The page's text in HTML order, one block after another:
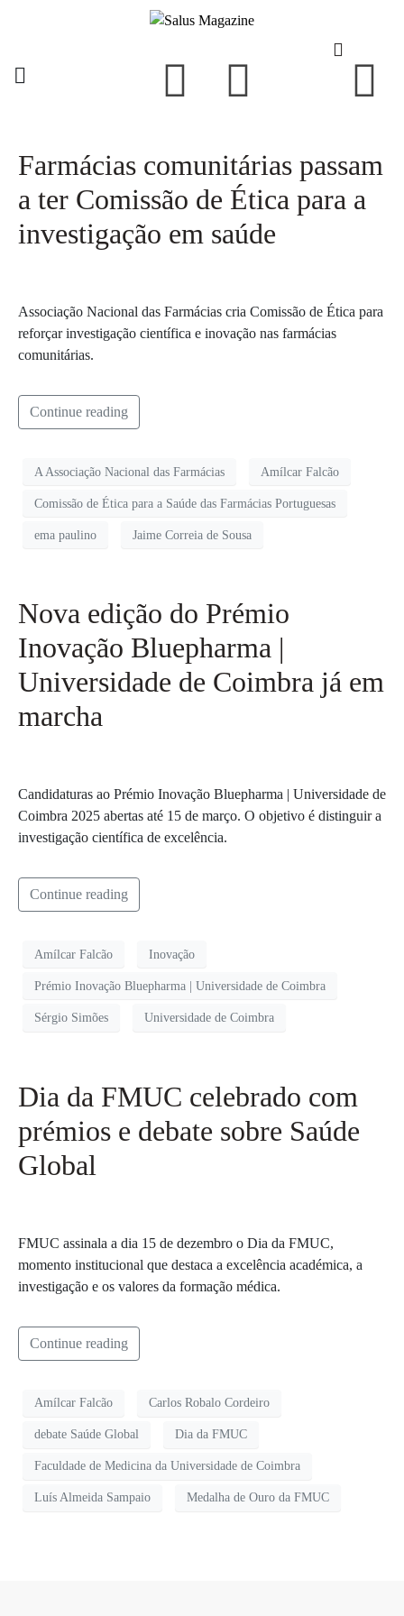
Farmácias comunitárias passam
a ter Comissão de Ética para a
investigação em saúde
Associação Nacional das Farmácias cria Comissão de Ética para
reforçar investigação científica e inovação nas farmácias
comunitárias.
Continue reading
A Associação Nacional das Farmácias Amílcar Falcão
Comissão de Ética para a Saúde das Farmácias Portuguesas
ema paulino Jaime Correia de Sousa
Nova edição do Prémio
Inovação Bluepharma |
Universidade de Coimbra já em
marcha
Candidaturas ao Prémio Inovação Bluepharma | Universidade de
Coimbra 2025 abertas até 15 de março. O objetivo é distinguir a
investigação científica de excelência.
Continue reading
Amílcar Falcão Inovação
Prémio Inovação Bluepharma | Universidade de Coimbra
Sérgio Simões Universidade de Coimbra
Dia da FMUC celebrado com
prémios e debate sobre Saúde
Global
FMUC assinala a dia 15 de dezembro o Dia da FMUC,
momento institucional que destaca a excelência académica, a
investigação e os valores da formação médica.
Continue reading
Amílcar Falcão Carlos Robalo Cordeiro
debate Saúde Global Dia da FMUC
Faculdade de Medicina da Universidade de Coimbra
Luís Almeida Sampaio Medalha de Ouro da FMUC